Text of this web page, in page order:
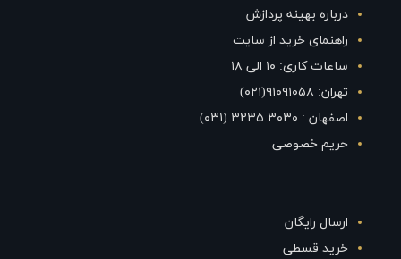
درباره بهینه پردازش
راهنمای خرید از سایت
ساعات کاری: ۱۰ الی ۱۸
تهران: ۹۱۰۹۱۰۵۸(۰۲۱)
اصفهان : ۳۰۳۰ ۳۲۳۵ (۰۳۱)
حریم خصوصی
ارسال رایگان
خرید قسطی